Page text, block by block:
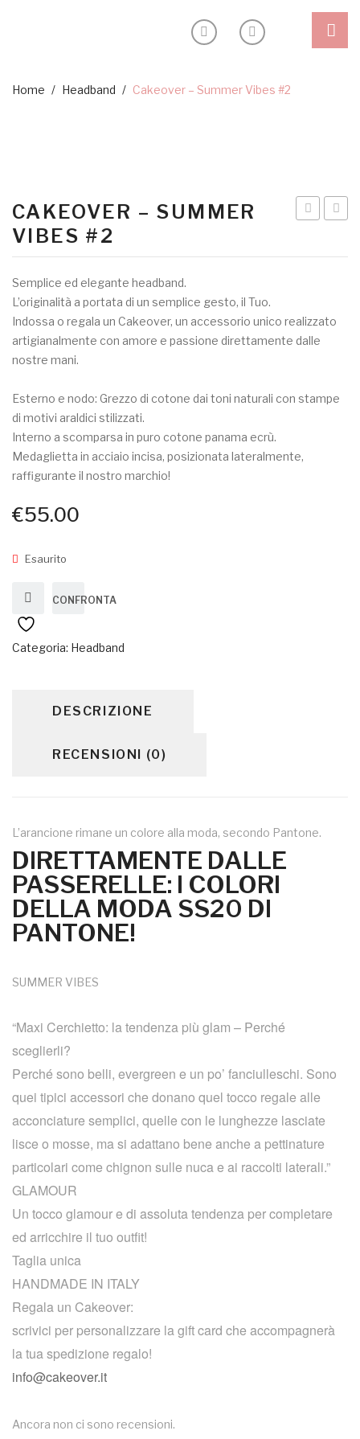
Shop
Sostenibilità
My Account
Home / Headband / Cakeover – Summer Vibes #2
Summer
Linen
#2
CAKEOVER – SUMMER
VIBES #2
Semplice ed elegante headband.
L’originalità a portata di un semplice gesto, il Tuo.
Indossa o regala un Cakeover, un accessorio unico realizzato
artigianalmente con amore e passione direttamente dalle
nostre mani.
Esterno e nodo: Grezzo di cotone dai toni naturali con stampe
di motivi araldici stilizzati.
Interno a scomparsa in puro cotone panama ecrù.
Medaglietta in acciaio incisa, posizionata lateralmente,
raffigurante il nostro marchio!
€55.00
Esaurito
CONFRONTA
Categoria: Headband
DESCRIZIONE
RECENSIONI (0)
L’arancione rimane un colore alla moda, secondo Pantone.
DIRETTAMENTE DALLE
PASSERELLE: I COLORI
DELLA MODA SS20 DI
PANTONE!
SUMMER VIBES
“Maxi Cerchietto: la tendenza più glam – Perché
sceglierli?
Perché sono belli, evergreen e un po’ fanciulleschi. Sono
quei tipici accessori che donano quel tocco regale alle
acconciature semplici, quelle con le lunghezze lasciate
lisce o mosse, ma si adattano bene anche a pettinature
particolari come chignon sulle nuca e ai raccolti laterali.”
GLAMOUR
Un tocco glamour e di assoluta tendenza per completare
ed arricchire il tuo outfit!
Taglia unica
HANDMADE IN ITALY
Regala un Cakeover:
scrivici per personalizzare la gift card che accompagnerà
la tua spedizione regalo!
info@cakeover.it
Ancora non ci sono recensioni.